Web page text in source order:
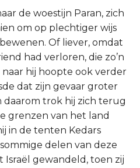
de woestijn Paran, zich
om op plechtiger wijs
Of liever, omdat
had verloren, die zo’n
hij hoopte ook verder
dat zijn gevaar groter
daarom trok hij zich terug
grenzen van het land
in de tenten Kedars
delen van deze
Israël gewandeld, toen zij